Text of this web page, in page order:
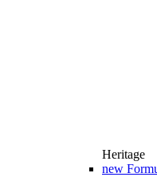
Heritage
new